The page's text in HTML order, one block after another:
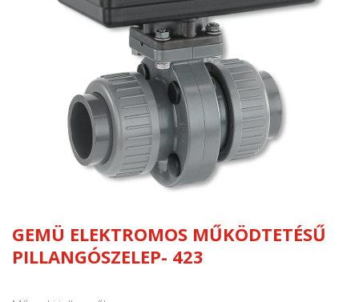
GEMÜ ELEKTROMOS MŰKÖDTETÉSŰ
PILLANGÓSZELEP- 423